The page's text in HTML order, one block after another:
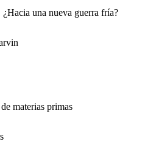
una nueva guerra fría?
materias primas